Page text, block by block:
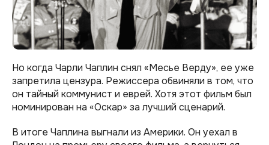
Но когда Чарли Чаплин снял «Месье Верду», ее уже
запретила цензура. Режиссера обвиняли в том, что
он тайный коммунист и еврей. Хотя этот фильм был
номинирован на «Оскар» за лучший сценарий.
В итоге Чаплина выгнали из Америки. Он уехал в